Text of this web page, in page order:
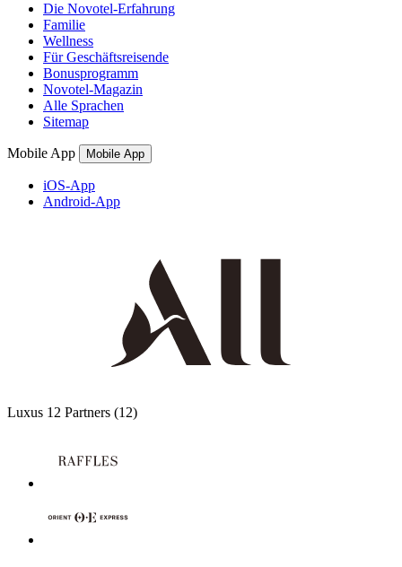
Die Novotel-Erfahrung
Familie
Wellness
Für Geschäftsreisende
Bonusprogramm
Novotel-Magazin
Alle Sprachen
Sitemap
Mobile App Mobile App
iOS-App
Android-App
Luxus 12 Partners (12)